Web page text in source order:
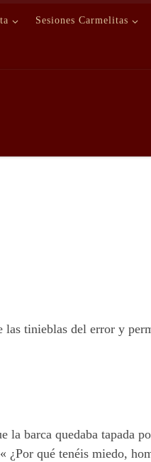
Sesiones Carmelitas
tinieblas del error y
la barca quedaba tapada
¿Por qué tenéis miedo,